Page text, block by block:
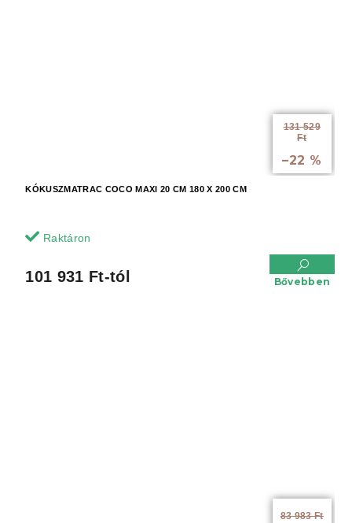
131 529
Ft
–22 %
KÓKUSZMATRAC COCO MAXI 20 CM 180 X 200 CM
Raktáron
101 931 Ft-tól Bővebben
83 983 Ft